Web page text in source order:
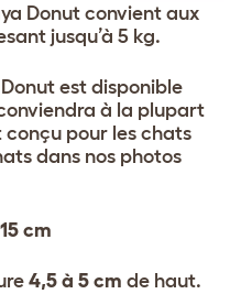
Donut convient aux
jusqu’à 5 kg.
est disponible
à la plupart
pour les chats
dans nos photos
cm
4,5 à 5 cm de haut.